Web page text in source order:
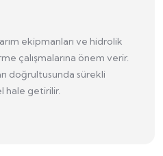
ekipmanları ve hidrolik
çalışmalarına önem verir.
doğrultusunda sürekli
hale getirilir.